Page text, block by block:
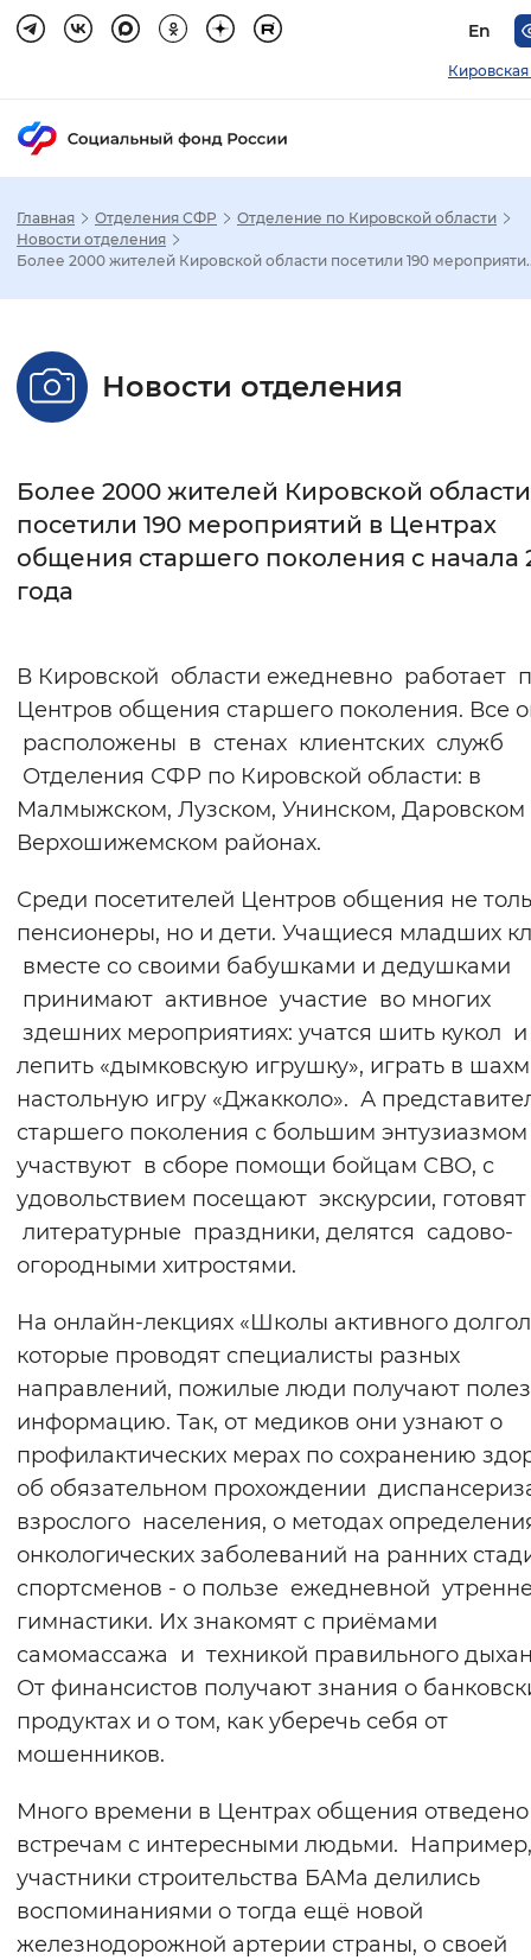
En
Настройка режима отображения
Стандартный Увеличенный
Без засечек С засечками
Цвет сайта
Инверсивный
Синий фон
Изображения
Включены Выключены
Звуковой ассистент
Воспроизвести Остановить
Вернуть стандартные настройки
Главная Отделения СФР
Отделение по Кировской области
Новости отделения
Более 2000 жителей Кировской области посетили 190
Новости отделения
Более 2000 жителей Кировской области
посетили 190 мероприятий в Центрах
общения старшего поколения с начала
года
В Кировской области ежедневно работает
Центров общения старшего поколения. Все
расположены в стенах клиентских служб
Отделения СФР по Кировской области: в
Малмыжском, Лузском, Унинском, Даровском
Верхошижемском районах.
Среди посетителей Центров общения не
пенсионеры, но и дети. Учащиеся младших
вместе со своими бабушками и дедушками
принимают активное участие во многих
здешних мероприятиях: учатся шить кукол и
лепить «дымковскую игрушку», играть в
настольную игру «Джакколо». А
старшего поколения с большим энтузиазмом
участвуют в сборе помощи бойцам СВО, с
удовольствием посещают экскурсии, готовят
литературные праздники, делятся садово-
огородными хитростями.
На онлайн-лекциях «Школы активного
которые проводят специалисты разных
направлений, пожилые люди получают
информацию. Так, от медиков они узнают о
профилактических мерах по сохранению
об обязательном прохождении
взрослого населения, о методах
онкологических заболеваний на ранних
спортсменов - о пользе ежедневной
гимнастики. Их знакомят с приёмами
самомассажа и техникой правильного
От финансистов получают знания о
продуктах и о том, как уберечь себя от
мошенников.
Много времени в Центрах общения отведено
встречам с интересными людьми. Например,
участники строительства БАМа делились
воспоминаниями о тогда ещё новой
железнодорожной артерии страны, о своей